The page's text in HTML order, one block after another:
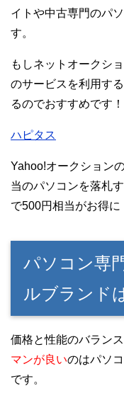
イトや中古専門のパ
す。
もしネットオークシ
のサービスを利用す
るのでおすすめです！
ハピタス
Yahoo!オークション
当のパソコンを落札
で500円相当がお得に
パソコン専
ルブランド
価格と性能のバラン
マンが良いのはパソ
です。